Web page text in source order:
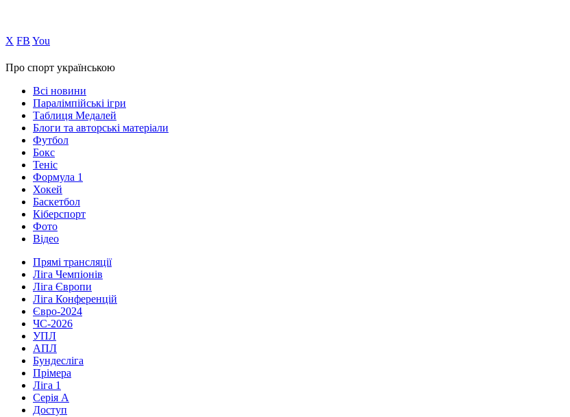
Х FB You
Про спорт українською
Всі новини
Паралімпійські ігри
Таблиця Медалей
Блоги та авторські матеріали
Футбол
Бокс
Теніс
Формула 1
Хокей
Баскетбол
Кіберспорт
Фото
Відео
Прямі трансляції
Ліга Чемпіонів
Ліга Європи
Ліга Конференцій
Євро-2024
ЧС-2026
УПЛ
АПЛ
Бундесліга
Прімера
Ліга 1
Серія А
Доступ